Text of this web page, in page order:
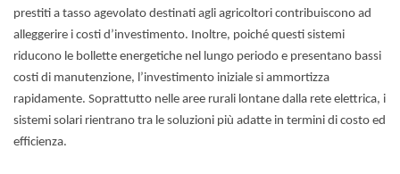
prestiti a tasso agevolato destinati agli agricoltori contribuiscono ad
alleggerire i costi d’investimento. Inoltre, poiché questi sistemi
riducono le bollette energetiche nel lungo periodo e presentano bassi
costi di manutenzione, l’investimento iniziale si ammortizza
rapidamente. Soprattutto nelle aree rurali lontane dalla rete elettrica, i
sistemi solari rientrano tra le soluzioni più adatte in termini di costo ed
efficienza.